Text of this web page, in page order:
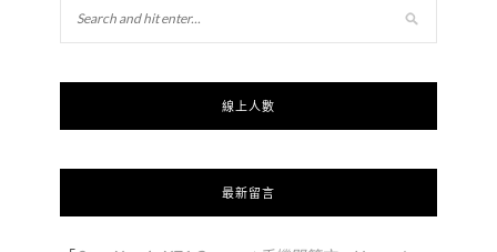
線上人數
最新留言